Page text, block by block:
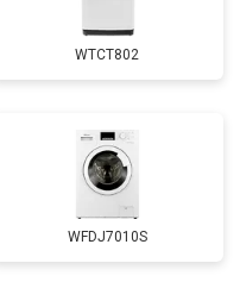
от 2750 ₽
от 2800 ₽ Заказать
от 3800 ₽ Заказать
от 2200 ₽ Заказать
WTCT802
WFDJ7010S